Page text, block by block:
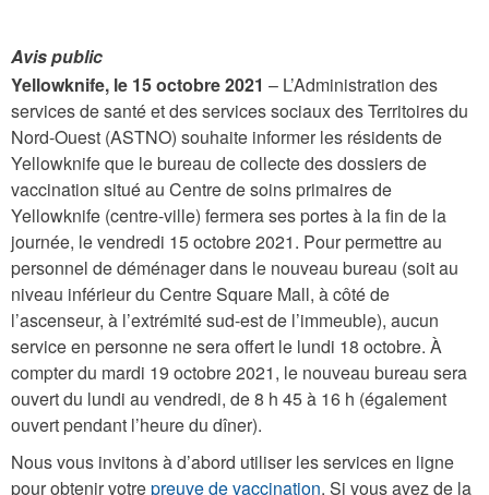
Avis public
Yellowknife, le 15 octobre 2021 – L’Administration des
services de santé et des services sociaux des Territoires du
Nord-Ouest (ASTNO) souhaite informer les résidents de
Yellowknife que le bureau de collecte des dossiers de
vaccination situé au Centre de soins primaires de
Yellowknife (centre-ville) fermera ses portes à la fin de la
journée, le vendredi 15 octobre 2021. Pour permettre au
personnel de déménager dans le nouveau bureau (soit au
niveau inférieur du Centre Square Mall, à côté de
l’ascenseur, à l’extrémité sud-est de l’immeuble), aucun
service en personne ne sera offert le lundi 18 octobre. À
compter du mardi 19 octobre 2021, le nouveau bureau sera
ouvert du lundi au vendredi, de 8 h 45 à 16 h (également
ouvert pendant l’heure du dîner).
Nous vous invitons à d’abord utiliser les services en ligne
pour obtenir votrepreuve de vaccination. Si vous avez de la